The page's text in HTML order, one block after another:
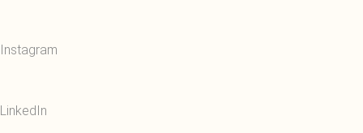
Instagram
LinkedIn